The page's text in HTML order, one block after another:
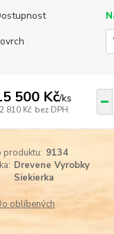
500 Kč/ks
810 Kč bez DPH
produktu: 9134
Drevene Vyrobky
Siekierka
oblíbených